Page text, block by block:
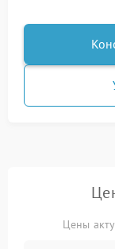
Цены